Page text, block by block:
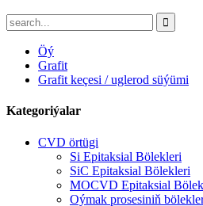
Öý
Grafit
Grafit keçesi / uglerod süýümi
Kategoriýalar
CVD örtügi
Si Epitaksial Bölekleri
SiC Epitaksial Bölekleri
MOCVD Epitaksial
Oýmak prosesiniň